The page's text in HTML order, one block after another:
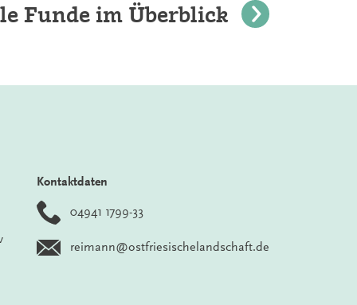
Funde im Überblick
Kontaktdaten
04941 1799-33
reimann@ostfriesischelandschaft.de